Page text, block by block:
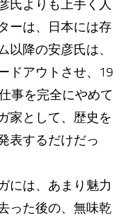
氏よりも上手く人
ーは、日本には存
以降の安彦氏は、
ドアウトさせ、19
事を完全にやめて
家として、歴史を
表するだけだっ
には、あまり魅力
った後の、無味乾